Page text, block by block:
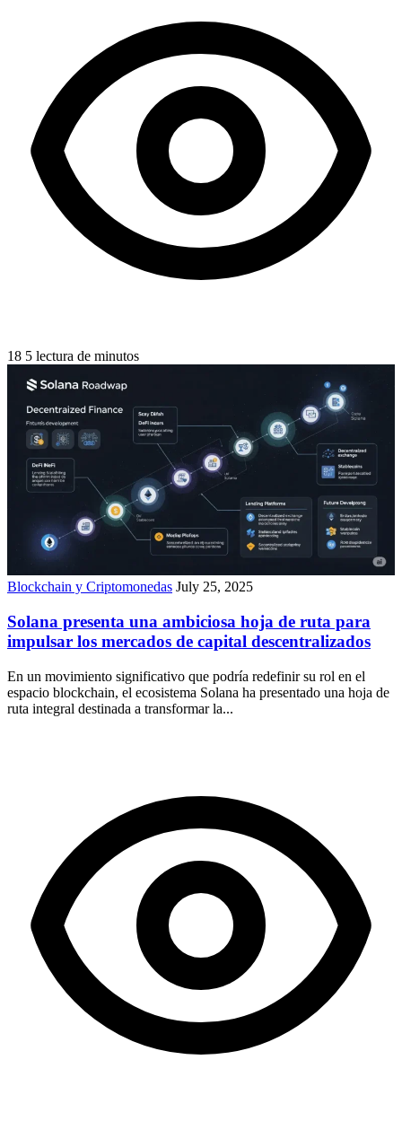
18 5 lectura de minutos
Blockchain y Criptomonedas July 25, 2025
Solana presenta una ambiciosa hoja de ruta para
impulsar los mercados de capital descentralizados
En un movimiento significativo que podría redefinir su rol en el
espacio blockchain, el ecosistema Solana ha presentado una hoja de
ruta integral destinada a transformar la...